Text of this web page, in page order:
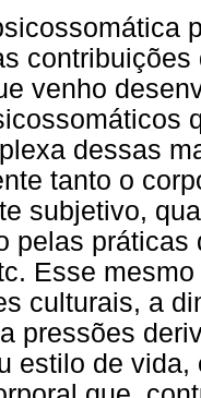
venho
dessas
tanto o
subjetivo,
pelas
Esse
culturais, a
pressões
estilo de